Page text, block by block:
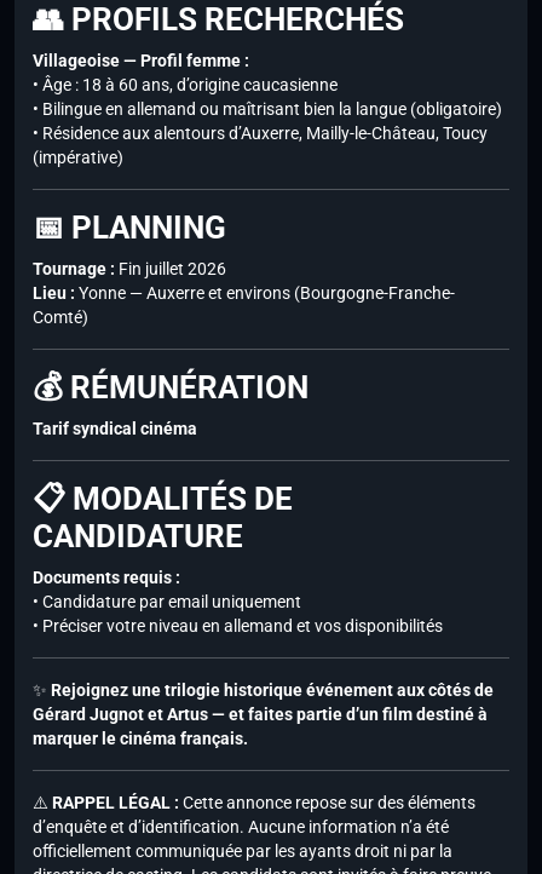
👥 PROFILS RECHERCHÉS
Villageoise — Profil femme :
• Âge : 18 à 60 ans, d’origine caucasienne
• Bilingue en allemand ou maîtrisant bien la langue (obligatoire)
• Résidence aux alentours d’Auxerre, Mailly-le-Château, Toucy
(impérative)
📅 PLANNING
Tournage : Fin juillet 2026
Lieu : Yonne — Auxerre et environs (Bourgogne-Franche-
Comté)
💰 RÉMUNÉRATION
Tarif syndical cinéma
📋 MODALITÉS DE
CANDIDATURE
Documents requis :
• Candidature par email uniquement
• Préciser votre niveau en allemand et vos disponibilités
✨ Rejoignez une trilogie historique événement aux côtés de
Gérard Jugnot et Artus — et faites partie d’un film destiné à
marquer le cinéma français.
⚠️ RAPPEL LÉGAL : Cette annonce repose sur des éléments
d’enquête et d’identification. Aucune information n’a été
officiellement communiquée par les ayants droit ni par la